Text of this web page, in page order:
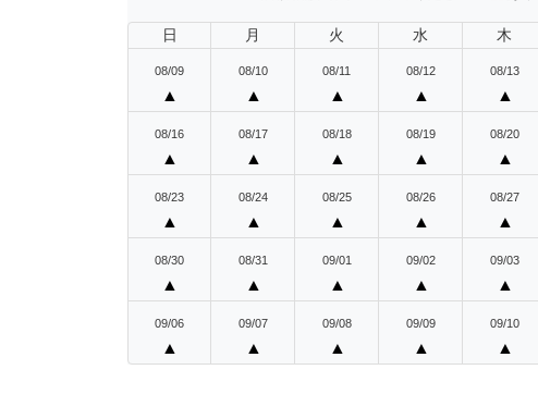
日 月 火 水 木
08/09
▲
08/10
▲
08/11
▲
08/12
▲
08/13
▲
08/16
▲
08/17
▲
08/18
▲
08/19
▲
08/20
▲
08/23
▲
08/24
▲
08/25
▲
08/26
▲
08/27
▲
08/30
▲
08/31
▲
09/01
▲
09/02
▲
09/03
▲
09/06
▲
09/07
▲
09/08
▲
09/09
▲
09/10
▲